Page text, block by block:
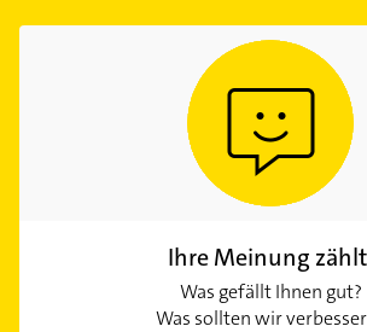
Ihre Meinung
Was gefällt Ihnen gut?
Was sollten wir